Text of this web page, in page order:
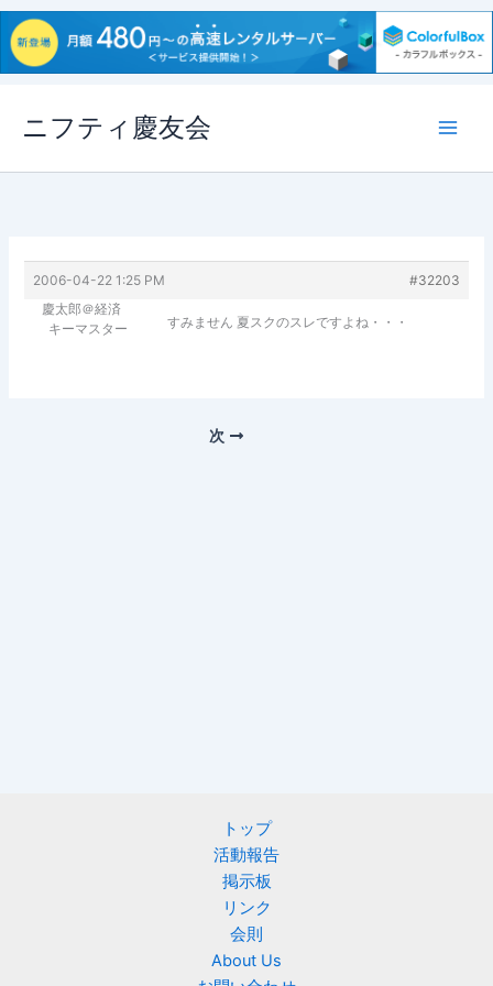
ス
ニフティ慶友会
2006-04-22 1:25 PM
#32203
慶太郎＠経済
キーマスター
すみません 夏スクのスレですよね・・・
次
トップ
活動報告
掲示板
リンク
会則
About Us